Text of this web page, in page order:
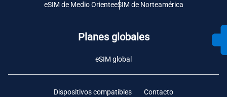
eSIM de Medio OrienteeSIM de Norteamérica
Planes globales
eSIM global
Dispositivos compatibles Contacto